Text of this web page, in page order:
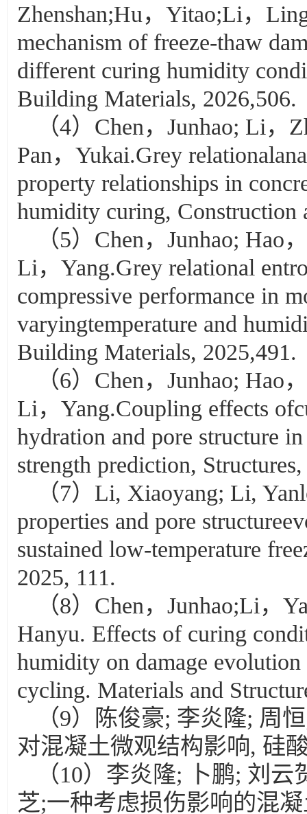
Zhenshan;Hu，Yitao;Li，
mechanism of freeze-thaw
different curing humidity
Building Materials, 2026,506.
（4）Chen，Junhao; Li，
Pan，Yukai.Grey
property relationships in
humidity curing,
（5）Chen，Junhao; Hao
Li，Yang.Grey relational
compressive performance in
varyingtemperature and
Building Materials, 2025,491.
（6）Chen，Junhao; Hao
Li，Yang.Coupling effects
hydration and pore structure
strength prediction,
（7）Li, Xiaoyang; Li,
properties and pore
sustained low-temperature
2025, 111.
（8）Chen，Junhao;Li，
Hanyu. Effects of curing
humidity on damage
cycling. Materials and
（9）陈俊豪; 李炎隆; 周
对混凝土微观结构影响, 硅
（10）李炎隆; 卜鹏; 刘
芝;一种考虑损伤影响的混